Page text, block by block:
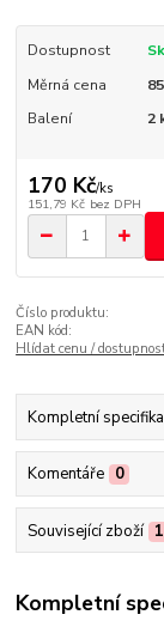
Dostupnost
Měrná cena
Balení
2
170 Kč/ks
151,79 Kč bez DPH
Číslo produktu:
EAN kód:
Hlídat cenu /
Kompletní
Komentáře 0
Související zboží 1
Kompletní